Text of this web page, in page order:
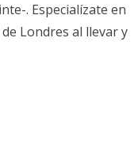
. Especialízate en
Londres al llevar y